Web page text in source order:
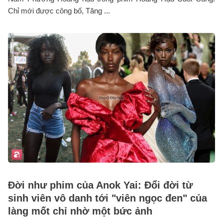
Chỉ mới được công bố, Tăng ...
Đời như phim của Anok Yai: Đổi đời từ
sinh viên vô danh tới "viên ngọc đen" của
làng mốt chỉ nhờ một bức ảnh